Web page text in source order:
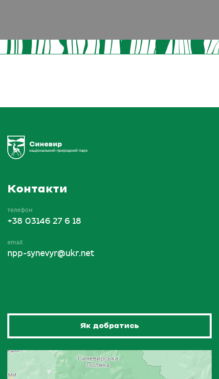
Контакти
телефон
+38 03146 27 6 18
email
npp-synevyr@ukr.net
Як добратись